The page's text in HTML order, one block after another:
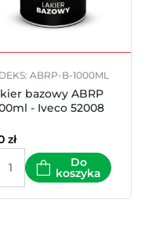
ABRP-B-1000ML
bazowy ABRP
- Iveco 52008
zł
Do
koszyka